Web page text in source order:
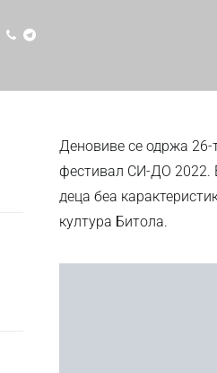
Деновиве се одржа 26-
фестивал СИ-ДО 2022.
деца беа
култура Битола.